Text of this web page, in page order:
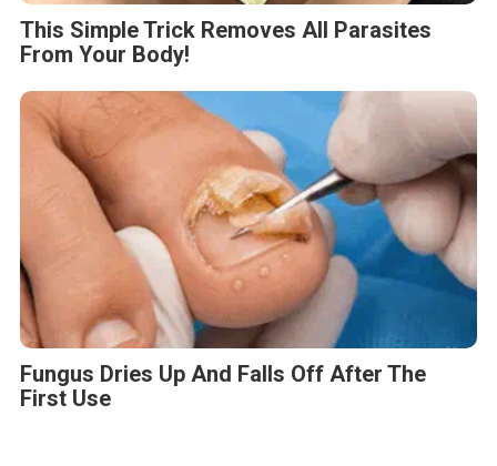
This Simple Trick Removes All Parasites
From Your Body!
Fungus Dries Up And Falls Off After The
First Use